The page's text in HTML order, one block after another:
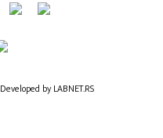
Developed by LABNET.RS